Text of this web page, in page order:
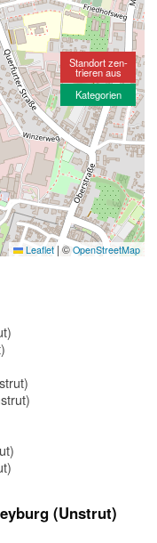
Leaflet | © OpenStreetMap
Standort zen-
trieren aus
Kategorien
(Unstrut)